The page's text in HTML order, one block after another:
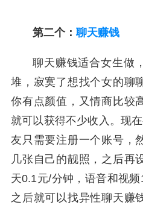
第二个： 聊天赚钱
聊天赚钱适合女生做
堆，寂寞了想找个女的聊
你有点颜值，又情商比较
就可以获得不少收入。现
友只需要注册一个账号，
几张自己的靓照，之后再
天0.1元/分钟，语音和视
之后就可以找异性聊天赚